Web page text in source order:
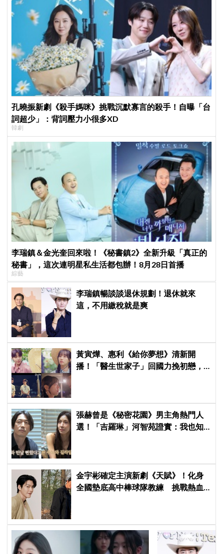
孔曉振新劇《殺手媽咪》挑戰沉默寡言的殺手！自曝「台
詞超少」：背詞壓力小很多XD
韓劇
李瑞鎮＆金光奎回來啦！《秘書鎮2》全新升級「真正的
秘書」，這次連明星私生活都包辦！8月28日首播
綜藝
李瑞鎮暢談談退休規劃！退休就來
這，不用繳稅就是爽
黃寅燁、惠利《給你夢想》清新開
播！「醫生世家子」回國力挽初戀，
張赫曾是《秘密花園》男主角熱門人
選！「吉羅琳」河智苑證實：我也知
金宇彬確定主演新劇《天賦》！化身
全國墊底高中棒球隊教練 挑戰熱血